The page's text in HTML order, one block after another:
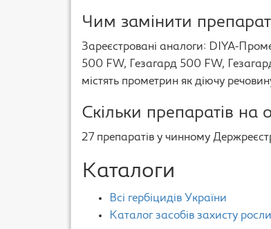
Чим замінити
Зареєстровані аналоги: DIYA-
500 FW, Гезагард 500 FW,
містять прометрин як діючу
Скільки препаратів на
27 препаратів у чинному
Каталоги
Всі гербіцидів України
Каталог засобів захисту